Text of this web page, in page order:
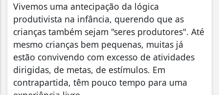
Vivemos uma antecipação da lógica
produtivista na infância, querendo que as
crianças também sejam "seres produtores". Até
mesmo crianças bem pequenas, muitas já
estão convivendo com excesso de atividades
dirigidas, de metas, de estímulos. Em
contrapartida, têm pouco tempo para uma